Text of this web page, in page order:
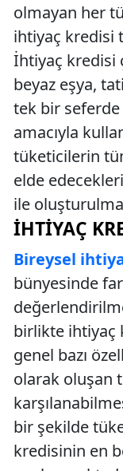
olmayan her
ihtiyaç kredisi
İhtiyaç kredisi
beyaz eşya,
tek bir
amacıyla
tüketicilerin
elde
ile
İHTIYAÇ
Bireysel
bünyesinde
birlikte ihtiyaç
genel bazı
olarak oluşan
bir şekilde
kredisinin en